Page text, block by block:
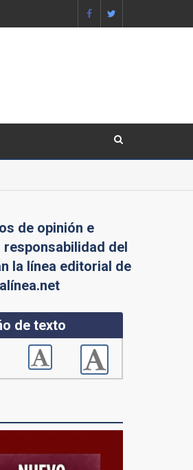
de opinión e
del
la línea editorial de
de texto